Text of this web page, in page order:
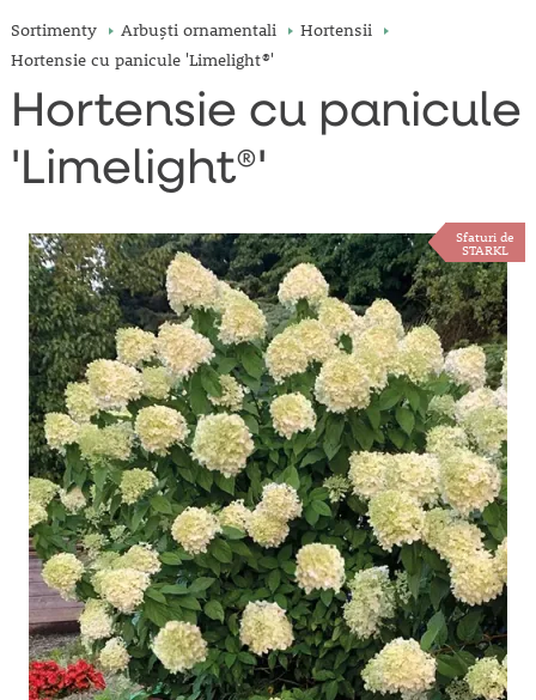
Sortimenty Arbuşti ornamentali
Hortensii
Hortensie cu panicule 'Limelight®'
Hortensie cu panicule
'Limelight®'
Sfaturi de
STARKL